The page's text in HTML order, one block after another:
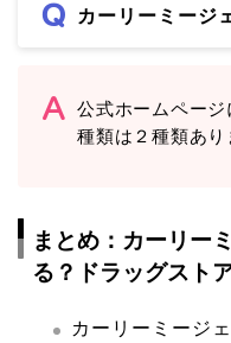
カーリーミージ
公式ホームペー
種類は２種類あり
まとめ：カーリー
る？ドラッグスト
カーリーミージ